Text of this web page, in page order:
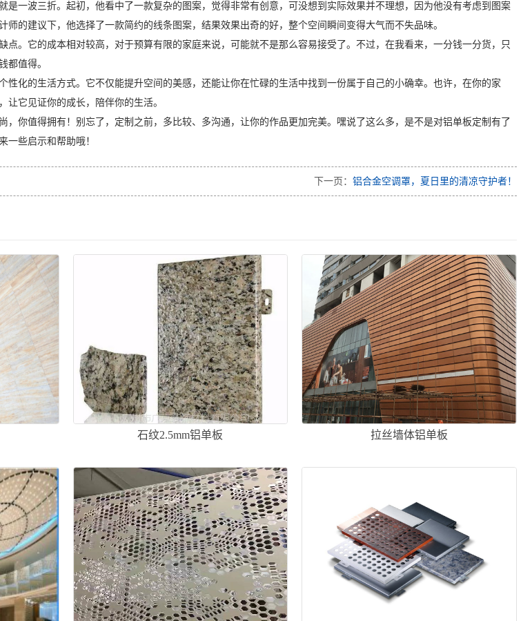
是一波三折。起初，他看中了一款复杂的图案，觉得非常有创意，可没想到实际效果并不理想，因为他没有考虑到图案
师的建议下，他选择了一款简约的线条图案，结果效果出奇的好，整个空间瞬间变得大气而不失品味。
点。它的成本相对较高，对于预算有限的家庭来说，可能就不是那么容易接受了。不过，在我看来，一分钱一分货，只
都值得。
性化的生活方式。它不仅能提升空间的美感，还能让你在忙碌的生活中找到一份属于自己的小确幸。也许，在你的家
让它见证你的成长，陪伴你的生活。
，你值得拥有！别忘了，定制之前，多比较、多沟通，让你的作品更加完美。嘿说了这么多，是不是对铝单板定制有了
一些启示和帮助哦！
下一页： 铝合金空调罩，夏日里的清凉守护者！
石纹2.5mm铝单板 拉丝墙体铝单板